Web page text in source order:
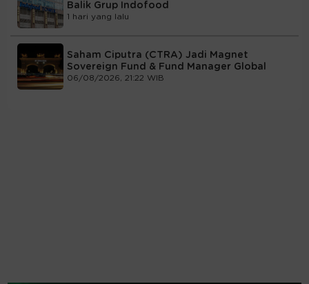
Balik Grup Indofood
1 hari yang lalu
Saham Ciputra (CTRA) Jadi Magnet
Sovereign Fund & Fund Manager Global
06/08/2026, 21:22 WIB